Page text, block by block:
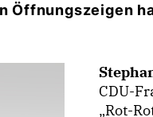
Öffnungszeigen
CDU-
Rot-